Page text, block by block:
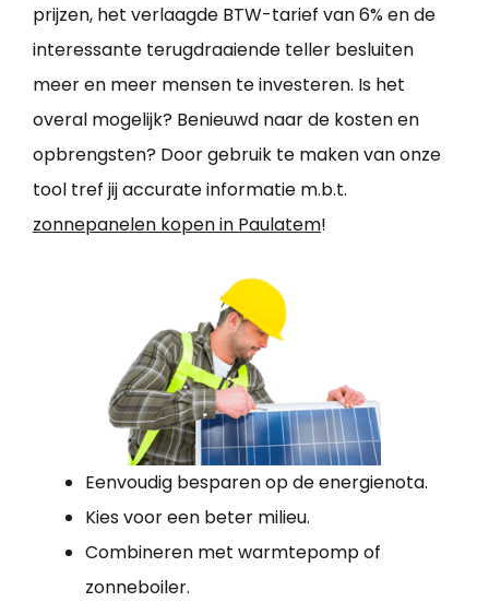
prijzen, het verlaagde BTW-tarief van 6% en de
interessante terugdraaiende teller besluiten
meer en meer mensen te investeren. Is het
overal mogelijk? Benieuwd naar de kosten en
opbrengsten? Door gebruik te maken van onze
tool tref jij accurate informatie m.b.t.
zonnepanelen kopen in Paulatem!
Eenvoudig besparen op de energienota.
Kies voor een beter milieu.
Combineren met warmtepomp of
zonneboiler.